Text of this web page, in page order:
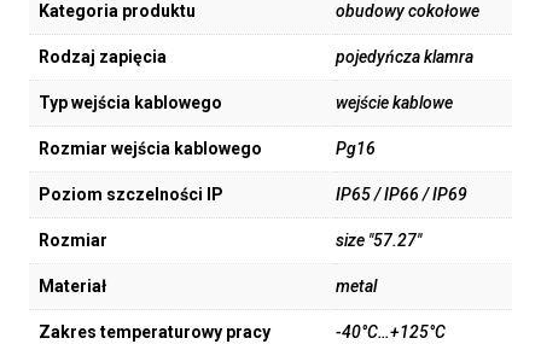
Kategoria produktu obudowy cokołowe
Rodzaj zapięcia pojedyńcza klamra
Typ wejścia kablowego wejście kablowe
Rozmiar wejścia kablowego Pg16
Poziom szczelności IP IP65 / IP66 / IP69
Rozmiar size "57.27"
Materiał metal
Zakres temperaturowy pracy -40°C…+125°C